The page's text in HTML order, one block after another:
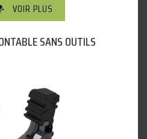
VOIR PLUS
SANS OUTILS